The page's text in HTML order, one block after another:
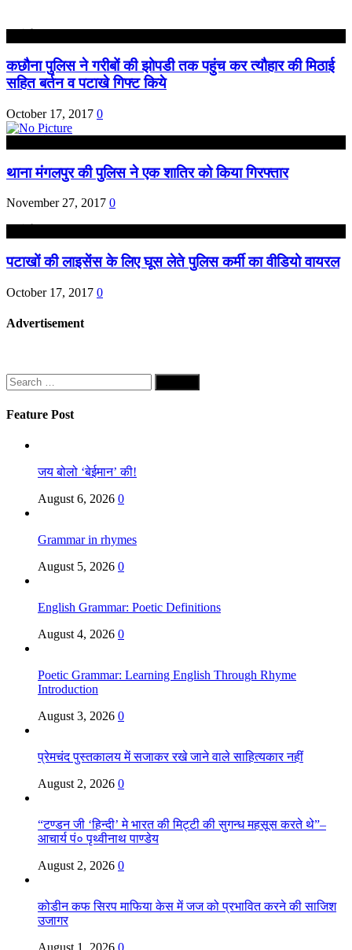
कछौना पुलिस ने गरीबों की झोपडी तक पहुंच कर त्यौहार की मिठाई
सहित बर्तन व पटाखे गिफ्ट किये
October 17, 2017 0
थाना मंगलपुर की पुलिस ने एक शातिर को किया गिरफ्तार
November 27, 2017 0
पटाखों की लाइसेंस के लिए घूस लेते पुलिस कर्मी का वीडियो वायरल
October 17, 2017 0
Advertisement
Search
for:
Feature Post
जय बोलो ‘बेईमान’ की!
August 6, 2026 0
Grammar in rhymes
August 5, 2026 0
English Grammar: Poetic Definitions
August 4, 2026 0
Poetic Grammar: Learning English Through Rhyme
Introduction
August 3, 2026 0
प्रेमचंद पुस्तकालय में सजाकर रखे जाने वाले साहित्यकार नहीं
August 2, 2026 0
“टण्डन जी ‘हिन्दी’ मे भारत की मिट्टी की सुगन्ध महसूस करते थे”–
आचार्य पं० पृथ्वीनाथ पाण्डेय
August 2, 2026 0
कोडीन कफ सिरप माफिया केस में जज को प्रभावित करने की साजिश
उजागर
August 1, 2026 0